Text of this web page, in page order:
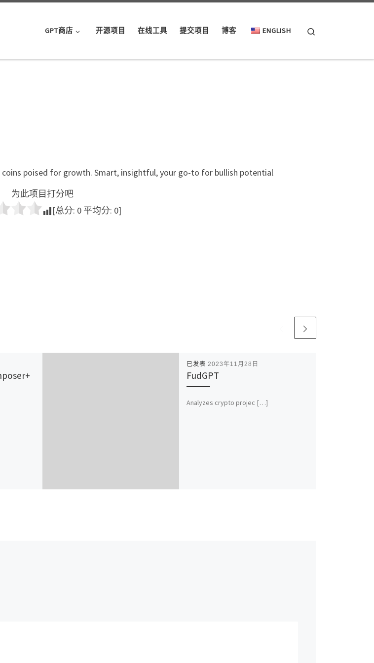
GPT商店 开源项目 在线工具 提交项目 博客 ENGLISH
poised for growth. Smart, insightful, your go-to for bullish potential
为此项目打分吧
[总分: 0 平均分: 0]
已发表 2023年11月28日
FudGPT
Analyzes crypto projec […]